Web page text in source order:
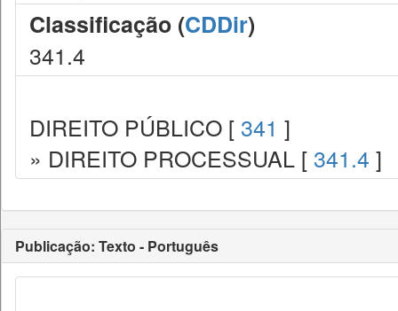
Classificação (CDDir)
341.4
DIREITO PÚBLICO [ 341 ]
» DIREITO PROCESSUAL [ 341.4 ]
Publicação: Texto - Português